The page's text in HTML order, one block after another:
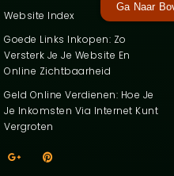
Ga Naar
Website Index
Goede Links Inkopen: Zo
Versterk Je Je Website En
Online Zichtbaarheid
Geld Online Verdienen: Hoe Je
Je Inkomsten Via Internet Kunt
Vergroten